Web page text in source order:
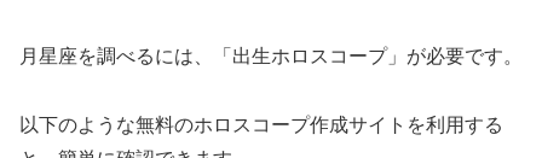
月星座を調べるには、「出生ホロスコープ」が必要です。
以下のような無料のホロスコープ作成サイトを利用する